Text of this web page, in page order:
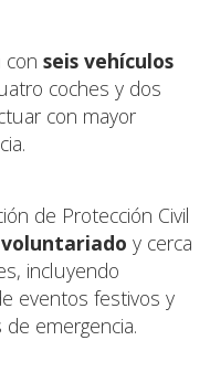
con seis vehículos
coches y dos
con mayor
de Protección Civil
voluntariado y cerca
incluyendo
eventos festivos y
emergencia.